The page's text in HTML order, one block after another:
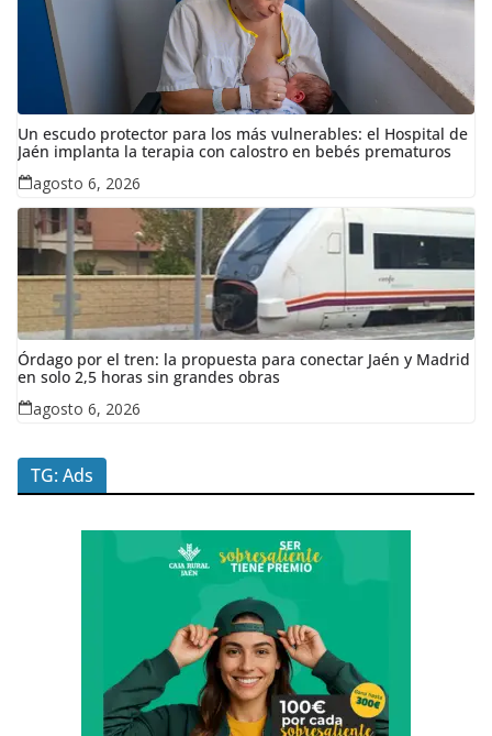
Un escudo protector para los más vulnerables: el Hospital de
Jaén implanta la terapia con calostro en bebés prematuros
agosto 6, 2026
Órdago por el tren: la propuesta para conectar Jaén y Madrid
en solo 2,5 horas sin grandes obras
agosto 6, 2026
TG: Ads